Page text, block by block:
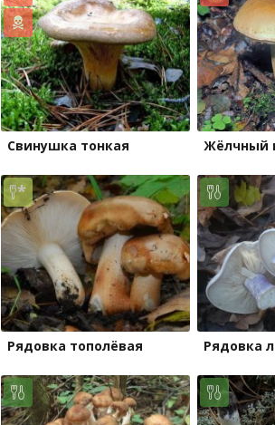
Свинушка тонкая Жёлчный
Рядовка тополёвая Рядовка